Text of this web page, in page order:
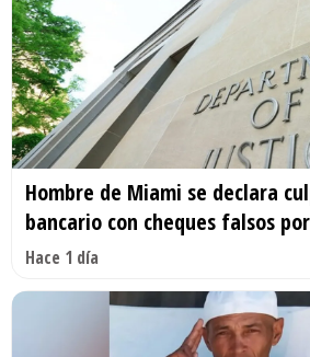
Hombre de Miami se declara
bancario con cheques falsos
Hace 1 día